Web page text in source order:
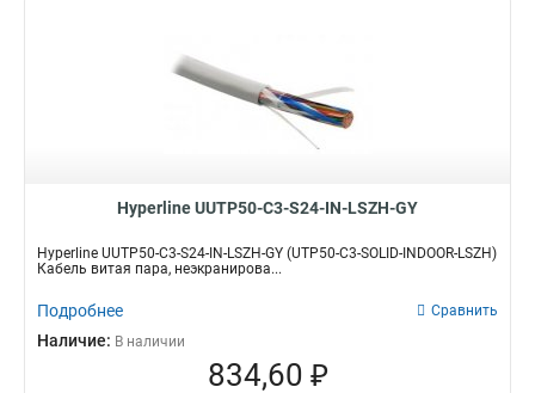
Hyperline UUTP50-C3-S24-IN-LSZH-GY
Hyperline UUTP50-C3-S24-IN-LSZH-GY (UTP50-C3-SOLID-INDOOR-LSZH)
Кабель витая пара, неэкранирова...
Подробнее Сравнить
Наличие: В наличии
834,60 ₽